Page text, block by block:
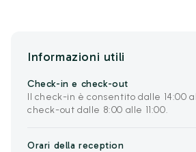
Informazioni utili
Check-in e check-out
Il check-in è consentito dalle 14:00
check-out dalle 8:00 alle 11:00.
Orari della reception